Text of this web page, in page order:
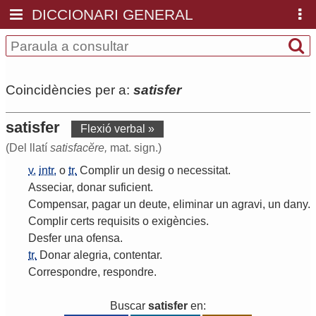
DICCIONARI GENERAL
Coincidències per a: satisfer
satisfer
Flexió verbal »
(Del llatí satisfacĕre, mat. sign.)
v. intr. o tr. Complir un desig o necessitat.
Asseciar, donar suficient.
Compensar, pagar un deute, eliminar un agravi, un dany.
Complir certs requisits o exigències.
Desfer una ofensa.
tr. Donar alegria, contentar.
Correspondre, respondre.
Buscar satisfer en: